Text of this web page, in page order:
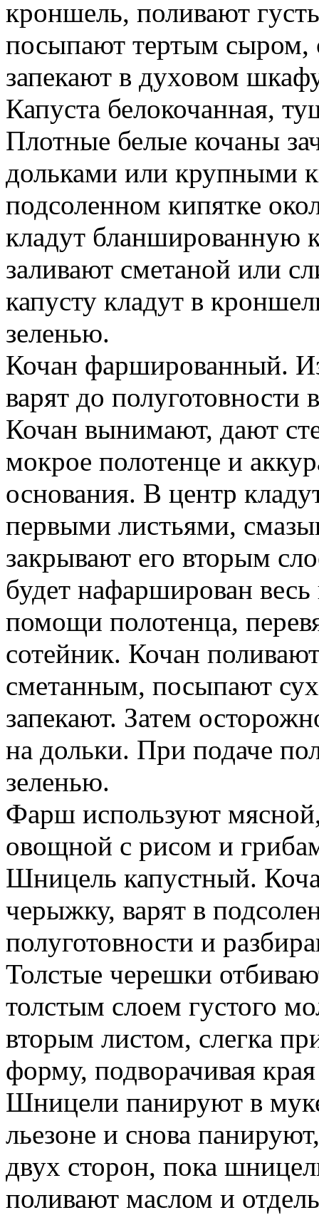
кроншель, поливают
посыпают тертым сыром,
запекают в духовом
Капуста белокочанная,
Плотные белые кочаны
дольками или крупными
подсоленном кипятке
кладут бланшированную
заливают сметаной или
капусту кладут в
зеленью.
Кочан фаршированный.
варят до
Кочан вынимают, дают
мокрое полотенце и
основания. В центр
первыми листьями,
закрывают его вторым
будет нафарширован
помощи полотенца,
сотейник. Кочан
сметанным, посыпают
запекают. Затем
на дольки. При подаче
зеленью.
Фарш используют
овощной с рисом и
Шницель капустный.
черыжку, варят в
полуготовности и
Толстые черешки
толстым слоем густого
вторым листом, слегка
форму, подворачивая
Шницели панируют в
льезоне и снова
двух сторон, пока
поливают маслом и